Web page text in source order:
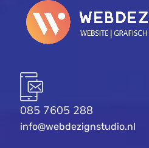
085 7605 288
info@webdezignstudio.nl